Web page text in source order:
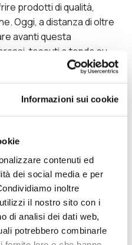
Informazioni sui cookie
contenuti ed
dei social media e per
inoltre
il nostro sito con i
di analisi dei dati web,
potrebbero combinarle
prodotti di qualità,
Oggi, a distanza di oltre
avanti questa
tessuti e tende su
di eleganza e comfort.
durare nel tempo, grazie
cura artigianale che